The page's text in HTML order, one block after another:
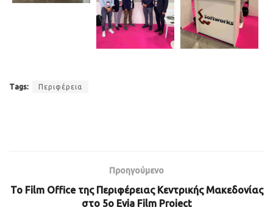
Tags: Περιφέρεια
Προηγούμενο
Το Film Office της Περιφέρειας Κεντρικής Μακεδονίας
στο 5ο Evia Film Project